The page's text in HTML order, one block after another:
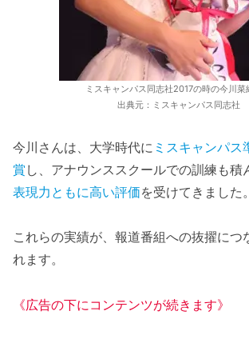
ミスキャンパス同志社2017の時の今川菜
出典元：ミスキャンパス同志社
今川さんは、大学時代に ミスキャンパス
賞 し、アナウンススクールでの訓練も積
表現力ともに高い評価を受けてきました。
これらの実績が、報道番組への抜擢につ
れます。
《広告の下にコンテンツが続きます》